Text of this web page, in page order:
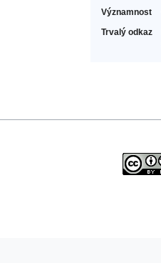
Významnost
Trvalý odkaz